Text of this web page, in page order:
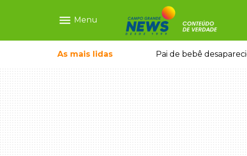
menu Menu
As mais lidas
motorista bêbado e sem CNH Pai de bebê